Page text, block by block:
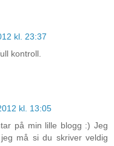
kl. 23:37
kontroll.
kl. 13:05
på min lille blogg :) Jeg
må si du skriver veldig